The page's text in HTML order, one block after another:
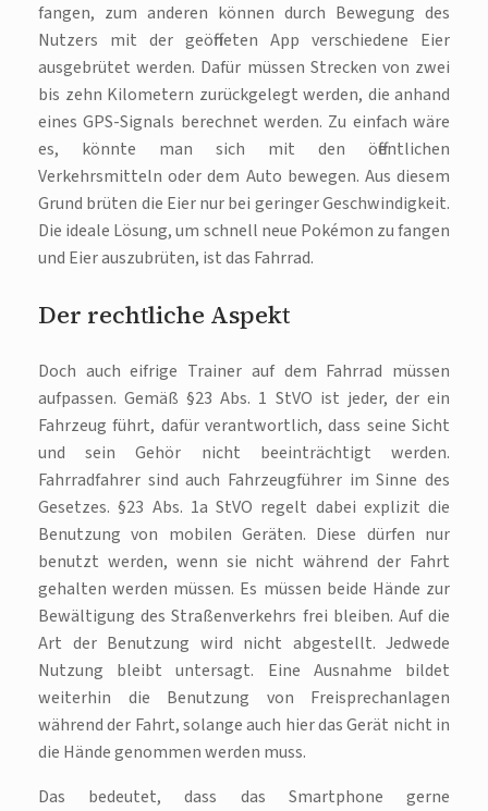
fangen, zum anderen können durch Bewegung des
Nutzers mit der geöffneten App verschiedene Eier
ausgebrütet werden. Dafür müssen Strecken von zwei
bis zehn Kilometern zurückgelegt werden, die anhand
eines GPS-Signals berechnet werden. Zu einfach wäre
es, könnte man sich mit den öffentlichen
Verkehrsmitteln oder dem Auto bewegen. Aus diesem
Grund brüten die Eier nur bei geringer Geschwindigkeit.
Die ideale Lösung, um schnell neue Pokémon zu fangen
und Eier auszubrüten, ist das Fahrrad.
Der rechtliche Aspekt
Doch auch eifrige Trainer auf dem Fahrrad müssen
aufpassen. Gemäß §23 Abs. 1 StVO ist jeder, der ein
Fahrzeug führt, dafür verantwortlich, dass seine Sicht
und sein Gehör nicht beeinträchtigt werden.
Fahrradfahrer sind auch Fahrzeugführer im Sinne des
Gesetzes. §23 Abs. 1a StVO regelt dabei explizit die
Benutzung von mobilen Geräten. Diese dürfen nur
benutzt werden, wenn sie nicht während der Fahrt
gehalten werden müssen. Es müssen beide Hände zur
Bewältigung des Straßenverkehrs frei bleiben. Auf die
Art der Benutzung wird nicht abgestellt. Jedwede
Nutzung bleibt untersagt. Eine Ausnahme bildet
weiterhin die Benutzung von Freisprechanlagen
während der Fahrt, solange auch hier das Gerät nicht in
die Hände genommen werden muss.
Das bedeutet, dass das Smartphone gerne